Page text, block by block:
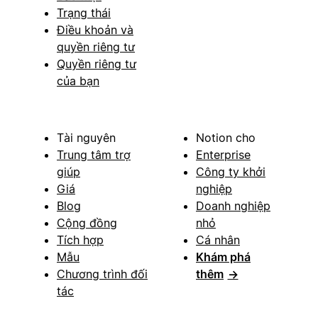
Trạng thái
Điều khoản và
quyền riêng tư
Quyền riêng tư
của bạn
Tài nguyên
Trung tâm trợ
giúp
Giá
Blog
Cộng đồng
Tích hợp
Mẫu
Chương trình đối
tác
Notion cho
Enterprise
Công ty khởi
nghiệp
Doanh nghiệp
nhỏ
Cá nhân
Khám phá
thêm →